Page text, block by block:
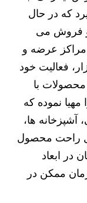
که در حال
و فروش می
عرضه و
فعالیت خود
با
نموده که
آشپزخانه ها،
راحت محصول
در ابعاد
ممکن در